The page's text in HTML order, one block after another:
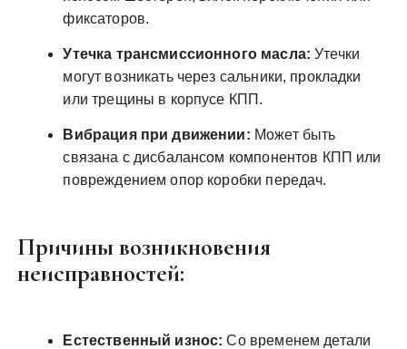
фиксаторов.
Утечка трансмиссионного масла: Утечки
могут возникать через сальники, прокладки
или трещины в корпусе КПП.
Вибрация при движении: Может быть
связана с дисбалансом компонентов КПП или
повреждением опор коробки передач.
Причины возникновения
неисправностей:
Естественный износ: Со временем детали